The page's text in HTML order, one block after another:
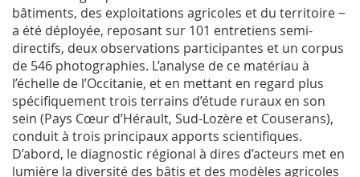
bâtiments, des exploitations agricoles et du territoire −
a été déployée, reposant sur 101 entretiens semi-
directifs, deux observations participantes et un corpus
de 546 photographies. L’analyse de ce matériau à
l’échelle de l’Occitanie, et en mettant en regard plus
spécifiquement trois terrains d’étude ruraux en son
sein (Pays Cœur d’Hérault, Sud-Lozère et Couserans),
conduit à trois principaux apports scientifiques.
D’abord, le diagnostic régional à dires d’acteurs met en
lumière la diversité des bâtis et des modèles agricoles